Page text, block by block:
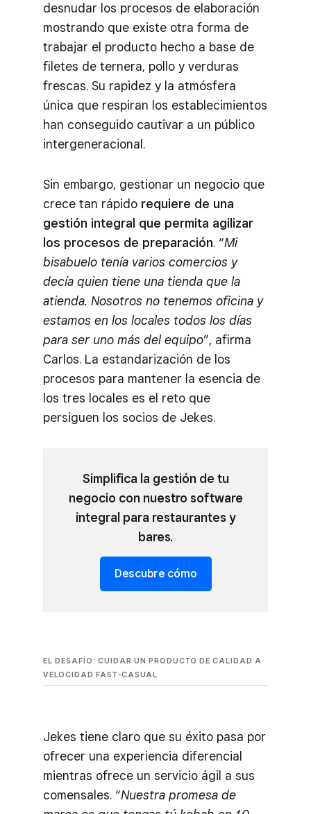
desnudar los procesos de elaboración
mostrando que existe otra forma de
trabajar el producto hecho a base de
filetes de ternera, pollo y verduras
frescas. Su rapidez y la atmósfera
única que respiran los establecimientos
han conseguido cautivar a un público
intergeneracional.
Sin embargo, gestionar un negocio que
crece tan rápido requiere de una
gestión integral que permita agilizar
los procesos de preparación. “Mi
bisabuelo tenía varios comercios y
decía quien tiene una tienda que la
atienda. Nosotros no tenemos oficina y
estamos en los locales todos los días
para ser uno más del equipo”, afirma
Carlos. La estandarización de los
procesos para mantener la esencia de
los tres locales es el reto que
persiguen los socios de Jekes.
Simplifica la gestión de tu
negocio con nuestro software
integral para restaurantes y
bares.
Descubre cómo
EL DESAFÍO: CUIDAR UN PRODUCTO DE CALIDAD A
VELOCIDAD FAST-CASUAL
Jekes tiene claro que su éxito pasa por
ofrecer una experiencia diferencial
mientras ofrece un servicio ágil a sus
comensales. “Nuestra promesa de